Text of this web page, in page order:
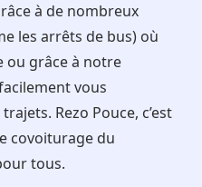
à de nombreux
les arrêts de bus) où
ou grâce à notre
vous
Rezo Pouce, c’est
covoiturage du
tous.